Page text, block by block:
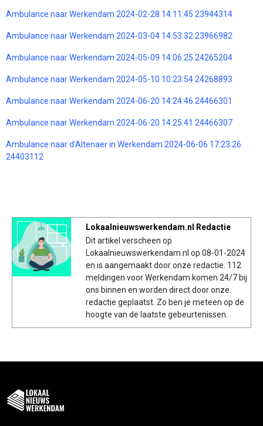
Ambulance naar Werkendam 2024-02-28 14:11:45 23944314
Ambulance naar Werkendam 2024-03-04 14:53:32 23966982
Ambulance naar Werkendam 2024-05-09 14:06:25 24265204
Ambulance naar Werkendam 2024-05-10 10:23:54 24268893
Ambulance naar Werkendam 2024-06-20 14:24:46 24466301
Ambulance naar Werkendam 2024-06-20 14:25:41 24466307
Ambulance naar d’Altenaer in Werkendam 2024-06-06 17:23:26
24403112
Lokaalnieuwswerkendam.nl Redactie
Dit artikel verscheen op
Lokaalnieuwswerkendam.nl op 08-01-2024
en is aangemaakt door onze redactie. 112
meldingen voor Werkendam komen 24/7 bij
ons binnen en worden direct door onze
redactie geplaatst. Zo ben je meteen op de
hoogte van de laatste gebeurtenissen.